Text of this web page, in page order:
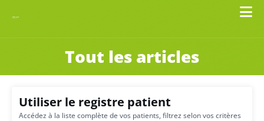
Tout les articles
Utiliser le registre patient
Accédez à la liste complète de vos patients, filtrez selon vos critères